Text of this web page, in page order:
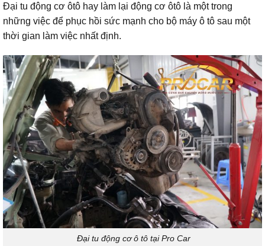
Đại tu động cơ ôtô hay làm lại động cơ ôtô là một trong
những việc để phục hồi sức mạnh cho bộ máy ô tô sau một
thời gian làm việc nhất định.
Đại tu động cơ ô tô tại Pro Car